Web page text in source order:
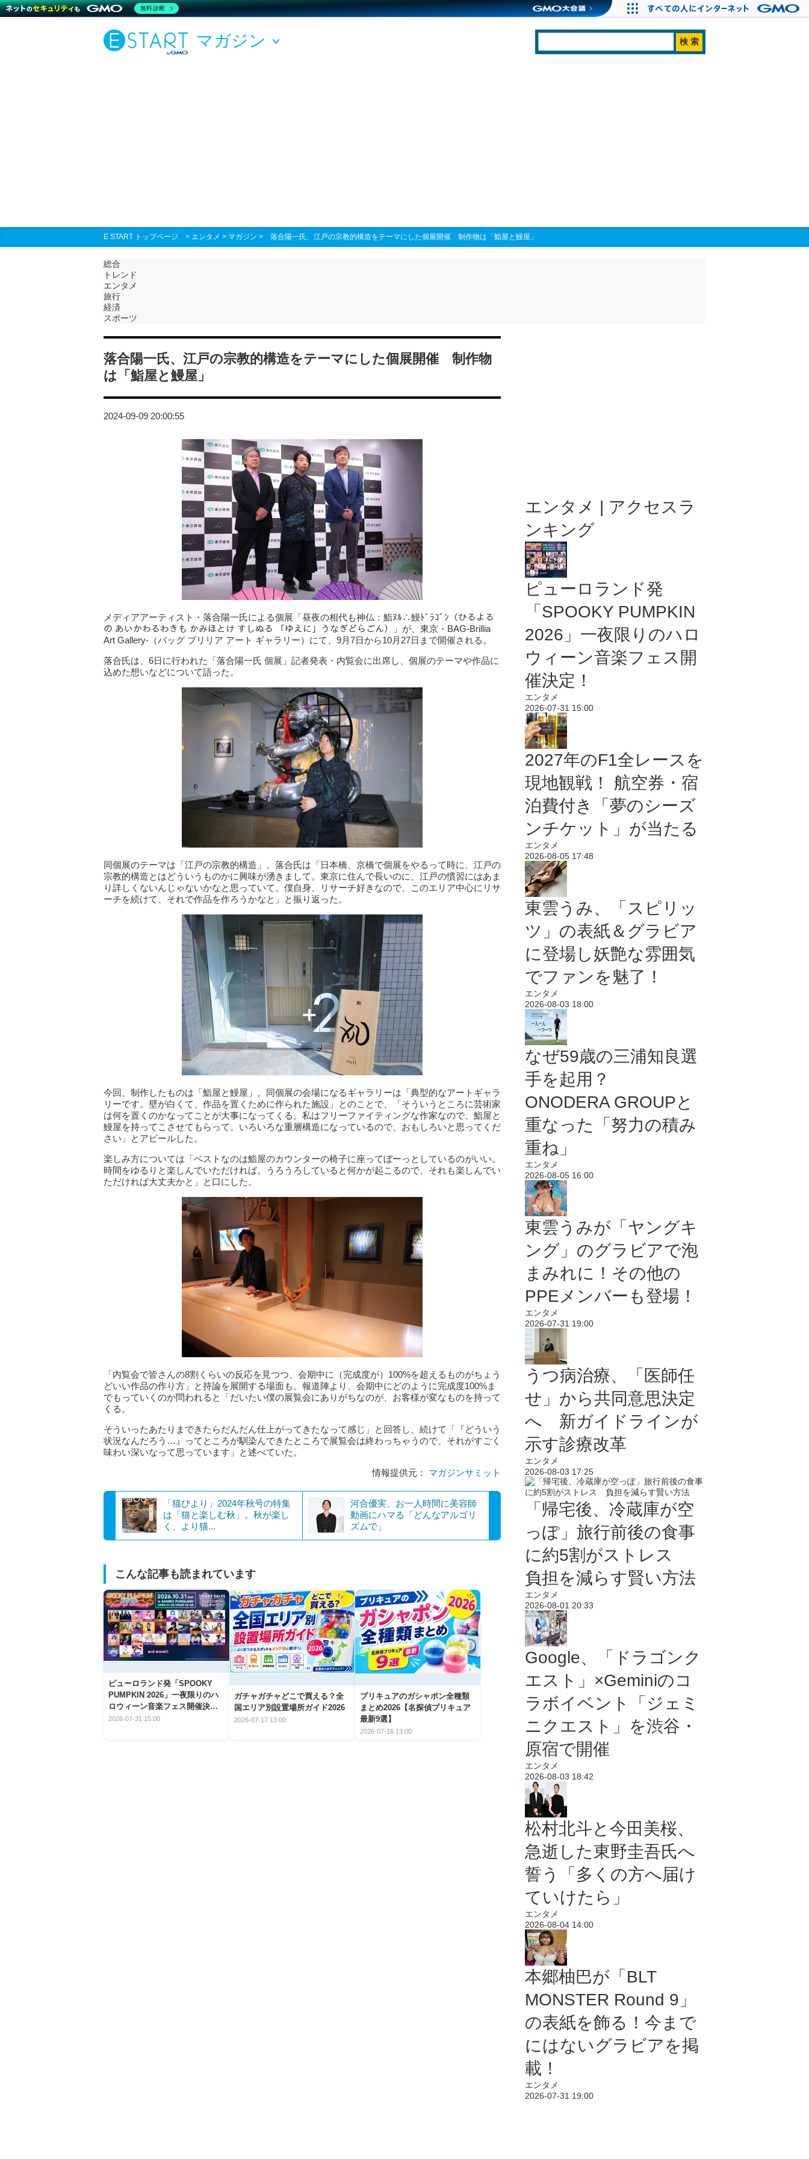
マガジン
E START トップページ > エンタメ > マガジン > 落合陽一氏、江戸の宗教的構造をテーマにした個展開催 制作物は「鮨屋と鰻屋」
総合
トレンド
エンタメ
旅行
経済
スポーツ
落合陽一氏、江戸の宗教的構造をテーマにした個展開催 制作物
は「鮨屋と鰻屋」
2024-09-09 20:00:55
メディアアーティスト・落合陽一氏による個展「昼夜の相代も神仏：鮨ﾇﾙ∴鰻ﾄﾞﾗｺﾞﾝ（ひるよる
の あいかわるわきも かみほとけ すしぬる 「ゆえに」うなぎどらごん）」が、東京・BAG-Brillia
Art Gallery-（バッグ ブリリア アート ギャラリー）にて、9月7日から10月27日まで開催される。
落合氏は、6日に行われた「落合陽一氏 個展」記者発表・内覧会に出席し、個展のテーマや作品に
込めた想いなどについて語った。
同個展のテーマは「江戸の宗教的構造」。落合氏は「日本橋、京橋で個展をやるって時に、江戸の
宗教的構造とはどういうものかに興味が湧きまして。東京に住んで長いのに、江戸の慣習にはあま
り詳しくないんじゃないかなと思っていて。僕自身、リサーチ好きなので、このエリア中心にリサ
ーチを続けて、それで作品を作ろうかなと」と振り返った。
今回、制作したものは「鮨屋と鰻屋」。同個展の会場になるギャラリーは「典型的なアートギャラ
リーです。壁が白くて、作品を置くために作られた施設」とのことで、「そういうところに芸術家
は何を置くのかなってことが大事になってくる。私はフリーファイティングな作家なので、鮨屋と
鰻屋を持ってこさせてもらって。いろいろな重層構造になっているので、おもしろいと思ってくだ
さい」とアピールした。
楽しみ方については「ベストなのは鮨屋のカウンターの椅子に座ってぼーっとしているのがいい。
時間をゆるりと楽しんでいただければ。うろうろしていると何かが起こるので、それも楽しんでい
ただければ大丈夫かと」と口にした。
「内覧会で皆さんの8割くらいの反応を見つつ、会期中に（完成度が）100%を超えるものがちょう
どいい作品の作り方」と持論を展開する場面も。報道陣より、会期中にどのように完成度100%ま
でもっていくのか問われると「だいたい僕の展覧会にありがちなのが、お客様が変なものを持って
くる。
そういったあたりまできたらだんだん仕上がってきたなって感じ」と回答し、続けて「『どういう
状況なんだろう…』ってところが馴染んできたところで展覧会は終わっちゃうので、それがすごく
味わい深いなって思っています」と述べていた。
情報提供元： マガジンサミット
「猫びより」2024年秋号の特集
は「猫と楽しむ秋」。秋が楽し
く、より猫...
河合優実、お一人時間に美容師
動画にハマる「どんなアルゴリ
ズムで」
こんな記事も読まれています
ピューロランド発「SPOOKY
PUMPKIN 2026」一夜限りのハ
ロウィーン音楽フェス開催決
定！
2026-07-31 15:00
ガチャガチャどこで買える？全
国エリア別設置場所ガイド2026
2026-07-17 13:00
プリキュアのガシャポン全種類
まとめ2026【名探偵プリキュア
最新9選】
2026-07-16 13:00
エンタメ | アクセスラ
ンキング
ピューロランド発
「SPOOKY PUMPKIN
2026」一夜限りのハロ
ウィーン音楽フェス開
催決定！
エンタメ
2026-07-31 15:00
2027年のF1全レースを
現地観戦！ 航空券・宿
泊費付き「夢のシーズ
ンチケット」が当たる
エンタメ
2026-08-05 17:48
東雲うみ、「スピリッ
ツ」の表紙＆グラビア
に登場し妖艶な雰囲気
でファンを魅了！
エンタメ
2026-08-03 18:00
なぜ59歳の三浦知良選
手を起用？
ONODERA GROUPと
重なった「努力の積み
重ね」
エンタメ
2026-08-05 16:00
東雲うみが「ヤングキ
ング」のグラビアで泡
まみれに！その他の
PPEメンバーも登場！
エンタメ
2026-07-31 19:00
うつ病治療、「医師任
せ」から共同意思決定
へ 新ガイドラインが
示す診療改革
エンタメ
2026-08-03 17:25
「帰宅後、冷蔵庫が空
っぽ」旅行前後の食事
に約5割がストレス
負担を減らす賢い方法
エンタメ
2026-08-01 20:33
Google、「ドラゴンク
エスト」×Geminiのコ
ラボイベント「ジェミ
ニクエスト」を渋谷・
原宿で開催
エンタメ
2026-08-03 18:42
松村北斗と今田美桜、
急逝した東野圭吾氏へ
誓う「多くの方へ届け
ていけたら」
エンタメ
2026-08-04 14:00
本郷柚巴が「BLT
MONSTER Round 9」
の表紙を飾る！今まで
にはないグラビアを掲
載！
エンタメ
2026-07-31 19:00
無料診断